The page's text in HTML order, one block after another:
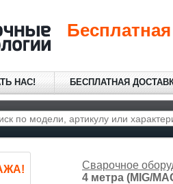
НАС! БЕСПЛАТНАЯ
Сварочное
4 метра (MIG/